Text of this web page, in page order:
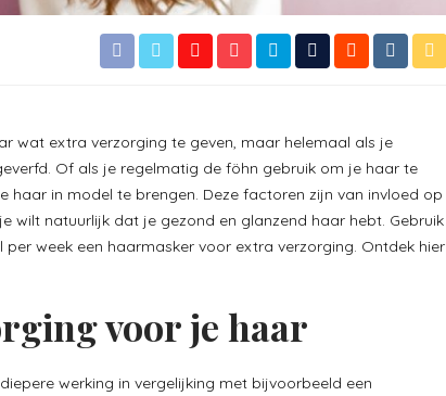
wat extra verzorging te geven, maar helemaal als je
Of als je regelmatig de föhn gebruik om je haar te
haar in model te brengen. Deze factoren zijn van invloed op
wilt natuurlijk dat je gezond en glanzend haar hebt. Gebruik
week een haarmasker voor extra verzorging. Ontdek hier
voor je haar
werking in vergelijking met bijvoorbeeld een